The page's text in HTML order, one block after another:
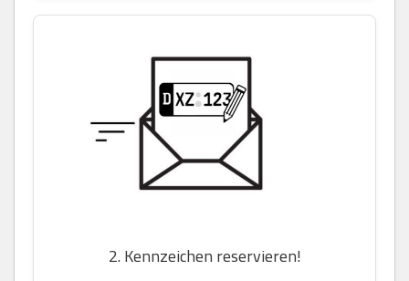
2. Kennzeichen reservieren!